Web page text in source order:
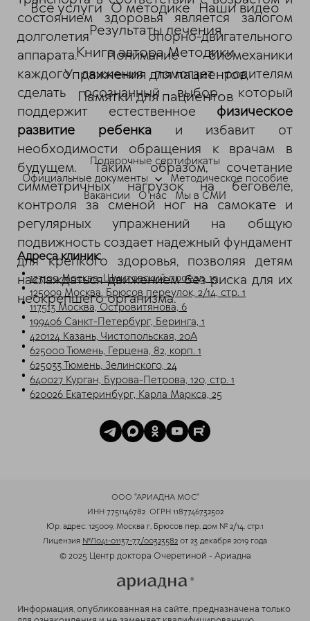
состоянием здоровья является залогом
долголетия опорно-двигательного
аппарата. Понимание биомеханики
каждого движения помогает родителям
сделать осознанный выбор, который
поддержит естественное физическое
развитие ребенкаи избавит от
необходимости обращения к врачам в
будущем. Таким образом, сочетание
симметричных нагрузок на беговеле,
контроля за сменой ног на самокате и
регулярных упражнений на общую
подвижность создает надежный фундамент
для крепкого здоровья, позволяя детям
наслаждаться движением без риска для их
неокрепшего организма.
Все услуги О методике Наши видео
Результаты лечения
Книга автора Методики
Упражнения для пациентов
Памятки для пациентов
Подарочные сертификаты
Официальные документы
Методическое пособие
Вакансии
О нас Мы в СМИ
Адреса клиник:
123100 Москва, Шмитовский проезд, 19
125009 Москва, Брюсов переулок, 2/14, стр. 1
117513 Москва, Островитянова, 6
199406 Санкт-Петербург, Беринга, 1
420124 Казань, Чистопольская, 20А
625000 Тюмень, Герцена, 82, корп. 1
625033 Тюмень, Зелинского, 24
640027 Курган, Бурова-Петрова, 120, стр. 1
620026 Екатеринбург, Карла Маркса, 25
ООО "АРИАДНА МОС"
ИНН 7751146782 ОГРН 1187746732502
Юр. адрес: 125009, Москва г, Брюсов пер, дом № 2/14, стр.1
Лицензия №Л041-01137-77/00323582 от 23 декабря 2019 года
© 2025 Центр доктора Очеретиной - Ариадна
Информация, опубликованная на сайте, предназначена только
ChatApp
online
Мессенджеры
Свяжитесь с нами через любой удобный
мессенджер!
Telegram Max